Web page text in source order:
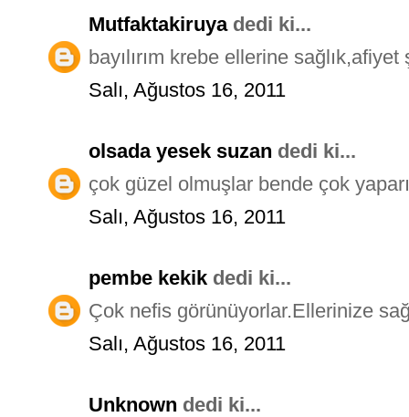
Mutfaktakiruyadedi ki...
bayılırım krebe ellerine
Salı, Ağustos 16, 2011
olsada yesek suzan dedi ki...
çok güzel olmuşlar bende çok
Salı, Ağustos 16, 2011
pembe kekik dedi ki...
Çok nefis görünüyorlar.Ellerinize
Salı, Ağustos 16, 2011
Unknown dedi ki...